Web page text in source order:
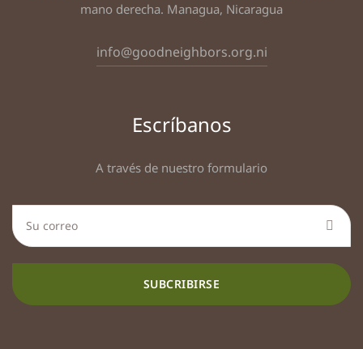
mano derecha. Managua, Nicaragua
info@goodneighbors.org.ni
Escríbanos
A través de nuestro formulario
SUBCRIBIRSE